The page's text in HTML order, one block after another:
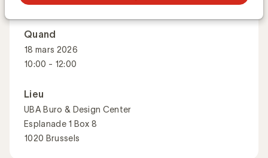
Quand
18 mars 2026
10:00 - 12:00
Lieu
UBA Buro & Design Center
Esplanade 1 Box 8
1020 Brussels